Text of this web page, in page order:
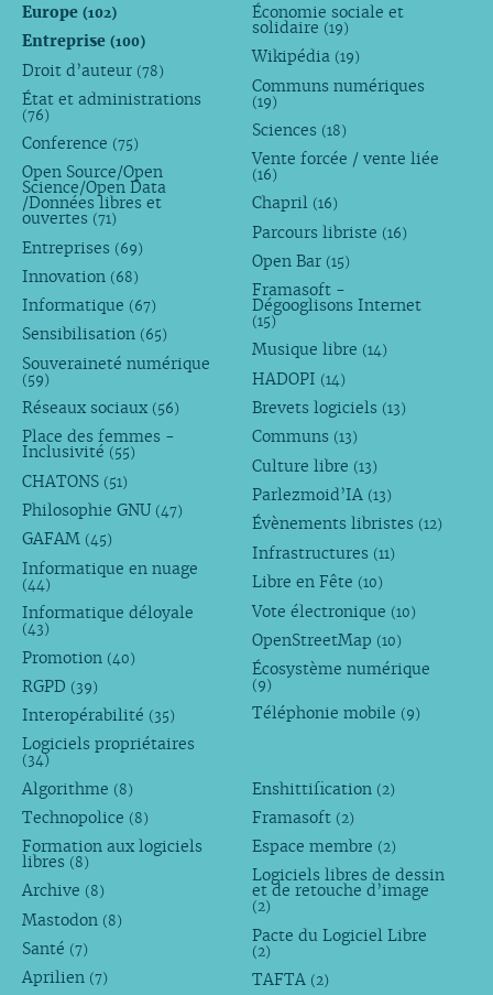
Europe (102)
Entreprise (100)
Droit d’auteur (78)
État et administrations
(76)
Conference (75)
Open Source/Open
Science/Open Data
/Données libres et
ouvertes (71)
Entreprises (69)
Innovation (68)
Informatique (67)
Sensibilisation (65)
Souveraineté numérique
(59)
Réseaux sociaux (56)
Place des femmes -
Inclusivité (55)
CHATONS (51)
Philosophie GNU (47)
GAFAM (45)
Informatique en nuage
(44)
Informatique déloyale
(43)
Promotion (40)
RGPD (39)
Interopérabilité (35)
Logiciels propriétaires
(34)
Économie sociale et
solidaire (19)
Wikipédia (19)
Communs numériques
(19)
Sciences (18)
Vente forcée / vente liée
(16)
Chapril (16)
Parcours libriste (16)
Open Bar (15)
Framasoft -
Dégooglisons Internet
(15)
Musique libre (14)
HADOPI (14)
Brevets logiciels (13)
Communs (13)
Culture libre (13)
Parlezmoid’IA (13)
Évènements libristes (12)
Infrastructures (11)
Libre en Fête (10)
Vote électronique (10)
OpenStreetMap (10)
Écosystème numérique
(9)
Téléphonie mobile (9)
Algorithme (8)
Technopolice (8)
Formation aux logiciels
libres (8)
Archive (8)
Mastodon (8)
Santé (7)
Aprilien (7)
Enshittification (2)
Framasoft (2)
Espace membre (2)
Logiciels libres de dessin
et de retouche d’image
(2)
Pacte du Logiciel Libre
(2)
TAFTA (2)